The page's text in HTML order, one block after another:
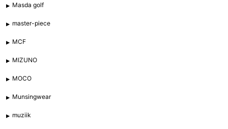
Masda golf
master-piece
MCF
MIZUNO
MOCO
Munsingwear
muziik